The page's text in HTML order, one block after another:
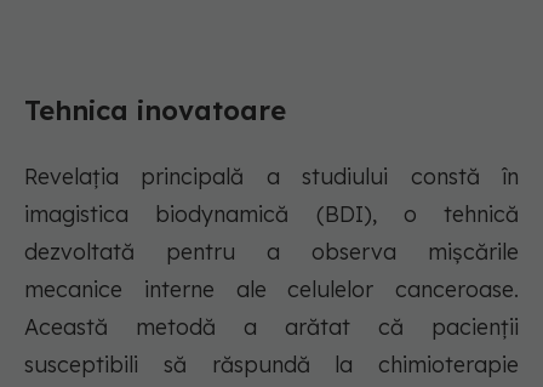
Tehnica inovatoare
Revelația principală a studiului constă în
imagistica biodynamică (BDI), o tehnică
dezvoltată pentru a observa mișcările
mecanice interne ale celulelor canceroase.
Această metodă a arătat că pacienții
susceptibili să răspundă la chimioterapie